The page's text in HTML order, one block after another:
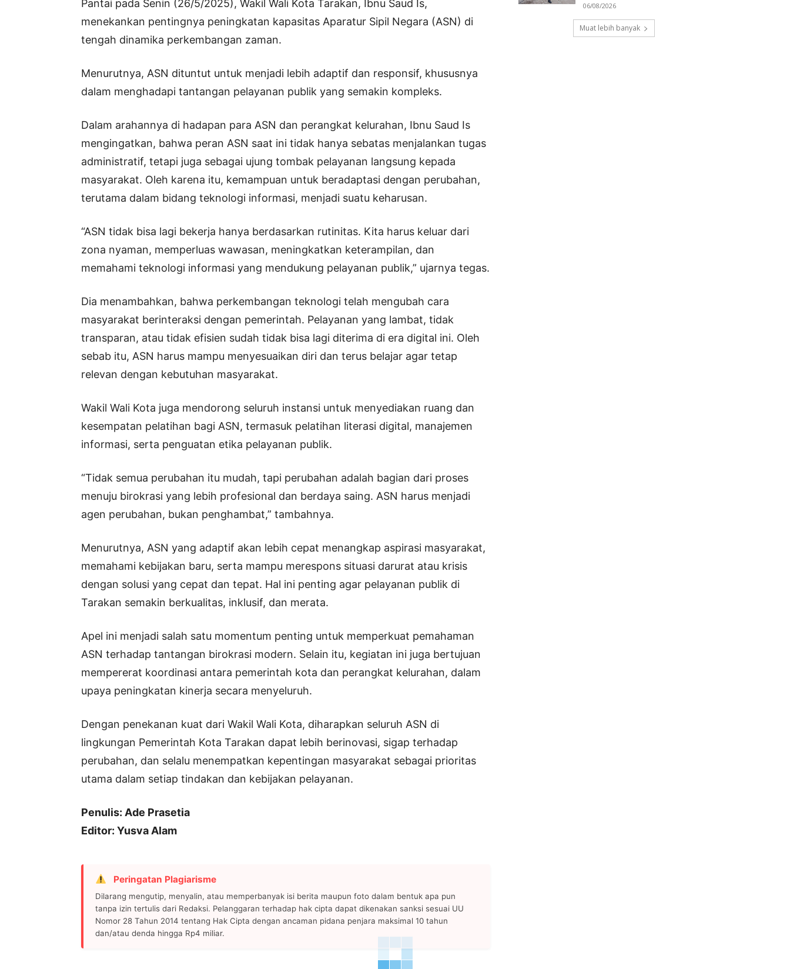
Pantai pada Senin (26/5/2025), Wakil Wali Kota Tarakan, Ibnu Saud Is,
menekankan pentingnya peningkatan kapasitas Aparatur Sipil Negara (ASN) di
tengah dinamika perkembangan zaman.
Menurutnya, ASN dituntut untuk menjadi lebih adaptif dan responsif, khususnya
dalam menghadapi tantangan pelayanan publik yang semakin kompleks.
Dalam arahannya di hadapan para ASN dan perangkat kelurahan, Ibnu Saud Is
mengingatkan, bahwa peran ASN saat ini tidak hanya sebatas menjalankan tugas
administratif, tetapi juga sebagai ujung tombak pelayanan langsung kepada
masyarakat. Oleh karena itu, kemampuan untuk beradaptasi dengan perubahan,
terutama dalam bidang teknologi informasi, menjadi suatu keharusan.
“ASN tidak bisa lagi bekerja hanya berdasarkan rutinitas. Kita harus keluar dari
zona nyaman, memperluas wawasan, meningkatkan keterampilan, dan
memahami teknologi informasi yang mendukung pelayanan publik,” ujarnya tegas.
Dia menambahkan, bahwa perkembangan teknologi telah mengubah cara
masyarakat berinteraksi dengan pemerintah. Pelayanan yang lambat, tidak
transparan, atau tidak efisien sudah tidak bisa lagi diterima di era digital ini. Oleh
sebab itu, ASN harus mampu menyesuaikan diri dan terus belajar agar tetap
relevan dengan kebutuhan masyarakat.
Wakil Wali Kota juga mendorong seluruh instansi untuk menyediakan ruang dan
kesempatan pelatihan bagi ASN, termasuk pelatihan literasi digital, manajemen
informasi, serta penguatan etika pelayanan publik.
“Tidak semua perubahan itu mudah, tapi perubahan adalah bagian dari proses
menuju birokrasi yang lebih profesional dan berdaya saing. ASN harus menjadi
agen perubahan, bukan penghambat,” tambahnya.
Menurutnya, ASN yang adaptif akan lebih cepat menangkap aspirasi masyarakat,
memahami kebijakan baru, serta mampu merespons situasi darurat atau krisis
dengan solusi yang cepat dan tepat. Hal ini penting agar pelayanan publik di
Tarakan semakin berkualitas, inklusif, dan merata.
Apel ini menjadi salah satu momentum penting untuk memperkuat pemahaman
ASN terhadap tantangan birokrasi modern. Selain itu, kegiatan ini juga bertujuan
mempererat koordinasi antara pemerintah kota dan perangkat kelurahan, dalam
upaya peningkatan kinerja secara menyeluruh.
Dengan penekanan kuat dari Wakil Wali Kota, diharapkan seluruh ASN di
lingkungan Pemerintah Kota Tarakan dapat lebih berinovasi, sigap terhadap
perubahan, dan selalu menempatkan kepentingan masyarakat sebagai prioritas
utama dalam setiap tindakan dan kebijakan pelayanan.
Penulis: Ade Prasetia
Editor: Yusva Alam
Peringatan Plagiarisme
Dilarang mengutip, menyalin, atau memperbanyak isi berita maupun foto dalam bentuk apa pun
tanpa izin tertulis dari Redaksi. Pelanggaran terhadap hak cipta dapat dikenakan sanksi sesuai UU
Nomor 28 Tahun 2014 tentang Hak Cipta dengan ancaman pidana penjara maksimal 10 tahun
dan/atau denda hingga Rp4 miliar.
06/08/2026
Muat lebih banyak